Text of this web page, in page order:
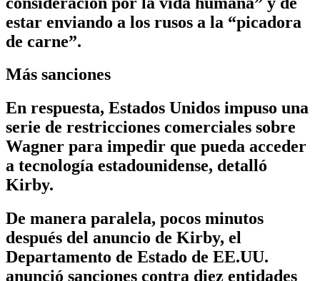
estar enviando a los rusos a la “picadora
de carne”.
Más sanciones
En respuesta, Estados Unidos impuso una
serie de restricciones comerciales sobre
Wagner para impedir que pueda acceder
a tecnología estadounidense, detalló
Kirby.
De manera paralela, pocos minutos
después del anuncio de Kirby, el
Departamento de Estado de EE.UU.
anunció sanciones contra diez entidades